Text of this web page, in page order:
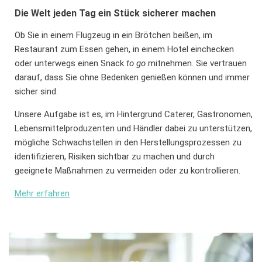
Die Welt jeden Tag ein Stück sicherer machen
Ob Sie in einem Flugzeug in ein Brötchen beißen, im
Restaurant zum Essen gehen, in einem Hotel einchecken
oder unterwegs einen Snack to go mitnehmen. Sie vertrauen
darauf, dass Sie ohne Bedenken genießen können und immer
sicher sind.
Unsere Aufgabe ist es, im Hintergrund Caterer, Gastronomen,
Lebensmittelproduzenten und Händler dabei zu unterstützen,
mögliche Schwachstellen in den Herstellungsprozessen zu
identifizieren, Risiken sichtbar zu machen und durch
geeignete Maßnahmen zu vermeiden oder zu kontrollieren.
Mehr erfahren